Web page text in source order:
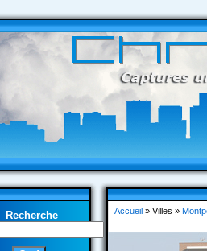
Recherche Accueil» Villes »